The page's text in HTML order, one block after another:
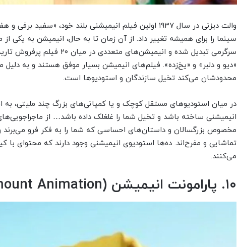
والت دیزنی در سال ۱۹۳۷ اولین فیلم انیمیشنی بلند خود،
سینما را برای همیشه تغییر داد. از آن زمان تا به حال، انیمیشن به یکی
سرگرمی تبدیل شده و انیمیشن‌های
«دیو و دلبر» و «یخ‌زده». فیلم‌های انیمیشن بسیار موفق هستند و به دلیل
محدودشان می‌کند تخیل سازندگان و استودیو‌ها است.
در میان استودیوهای مستقل کوچک و یا کمپانی‌‌های بزرگ چند ملیتی، به
انیمیشنی ساخته باشد و تخیل شما را غلغلک داده باشد… از
مخصوص بزرگسالان و داستان‌های احساسی که شما را به فکر فرو می‌برند
تماشایی و مفرح‌اند. ده‌ها استودیوی انیمیشنی وجود دارند که محتوای
می‌کنند.
۱۰. پارامونت انیمیشن (Paramount Animation)